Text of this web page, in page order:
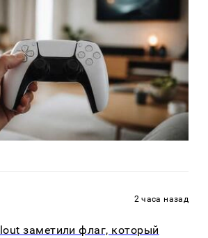
2 часа назад
заметили флаг, который